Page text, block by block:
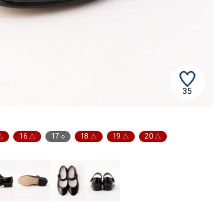
35
16 △ 17 ○ 18 △ 19 △ 20 △